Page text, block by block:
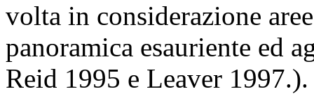
volta in considerazione
panoramica esauriente ed
Reid 1995 e Leaver 1997.).